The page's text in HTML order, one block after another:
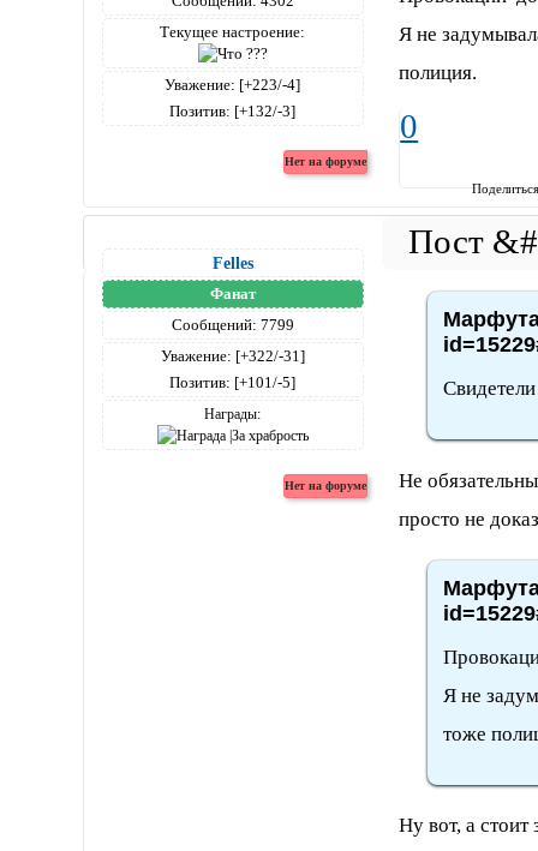
Текущее настроение:
Уважение: [+223/-4]
Позитив: [+132/-3]
Я не
полиция.
0
Felles
Фанат
Сообщений: 7799
Уважение: [+322/-31]
Позитив: [+101/-5]
Награды:
Не
просто не
Я не
тоже
Ну вот, а стоит